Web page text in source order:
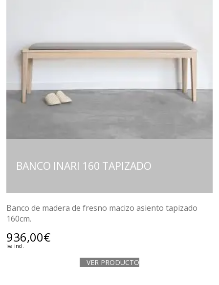
BANCO INARI 160 TAPIZADO
Banco de madera de fresno macizo asiento tapizado
160cm.
936,00€
iva incl.
VER PRODUCTO